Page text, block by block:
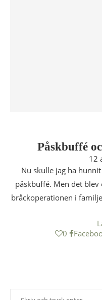
Påskbuffé
12
Nu skulle jag ha
påskbuffé. Men det
bråckoperationen i
0